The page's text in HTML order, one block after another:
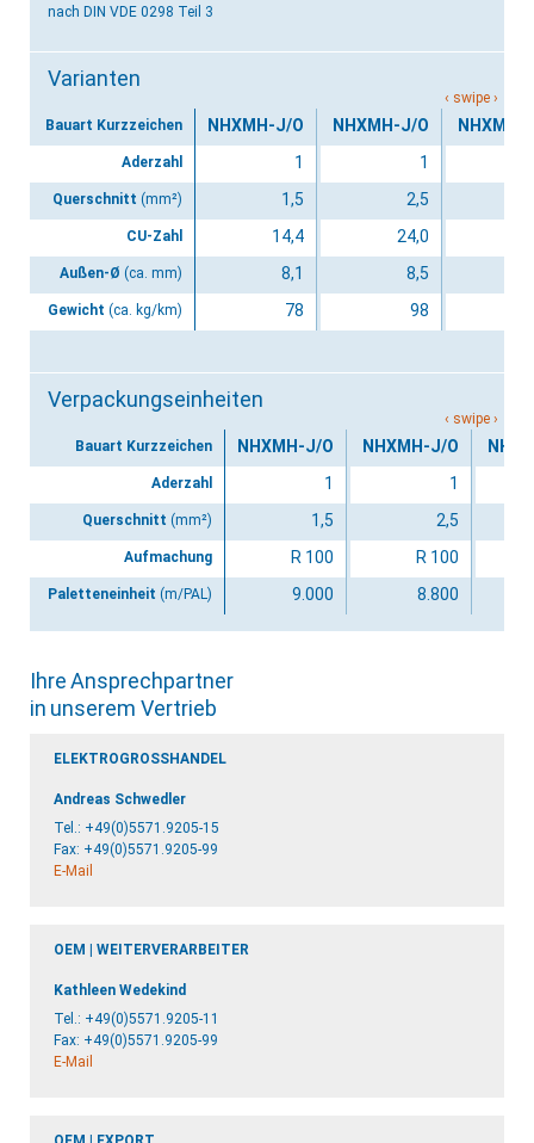
nach DIN VDE 0298 Teil 3
Varianten
Bauart Kurzzeichen
Aderzahl
Querschnitt (mm²)
CU-Zahl
Außen-Ø (ca. mm)
Gewicht (ca. kg/km)
NHXMH-J/O
1
1,5
14,4
8,1
78
NHXMH-J/O
1
2,5
24,0
8,5
98
NHXMH-
Verpackungseinheiten
Bauart Kurzzeichen
Aderzahl
Querschnitt (mm²)
Aufmachung
Paletteneinheit (m/PAL)
NHXMH-J/O
1
1,5
R 100
9.000
NHXMH-J/O
1
2,5
R 100
8.800
Ihre Ansprechpartner
in unserem Vertrieb
ELEKTROGROSSHANDEL
Andreas Schwedler
Tel.: +49(0)5571.9205-15
Fax: +49(0)5571.9205-99
E-Mail
OEM | WEITERVERARBEITER
Kathleen Wedekind
Tel.: +49(0)5571.9205-11
Fax: +49(0)5571.9205-99
E-Mail